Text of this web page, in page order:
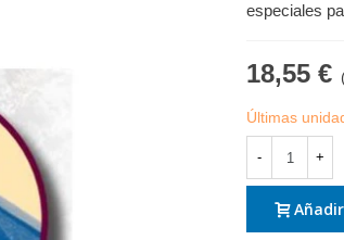
especiales
18,55 €
Últimas
- +